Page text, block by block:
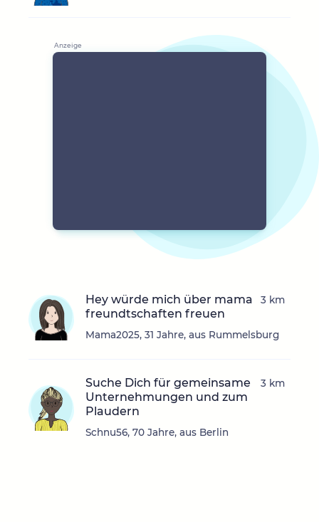
Hey würde mich über mama
freundtschaften freuen
Mama2025, 31 Jahre, aus Rummelsburg
3 km
Suche Dich für gemeinsame
Unternehmungen und zum
Plaudern
Schnu56, 70 Jahre, aus Berlin
3 km